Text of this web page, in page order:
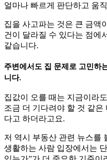
얼마나 빠르게 판단하고 움
집을 사고파는 것은 큰 금액
건이 달라질 수 있다는 점에
같습니다.
주변에서도 집 문제로 고민하
니다.
집값이 오를 때는 지금이라
조금 더 기다려야 할 것 같
다고 하더라고요.
저 역시 부동산 관련 뉴스를
생활하는 사람 입장에서는